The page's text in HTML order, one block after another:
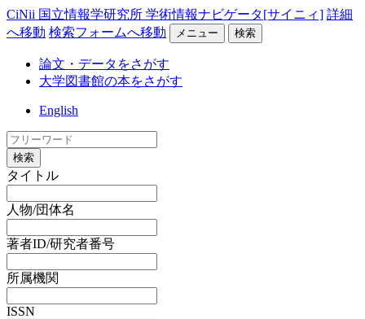
CiNii 国立情報学研究所 学術情報ナビゲータ[サイニィ] 詳細
へ移動 検索フォームへ移動 メニュー 検索
論文・データをさがす
大学図書館の本をさがす
English
検索
タイトル
人物/団体名
著者ID/研究者番号
所属機関
ISSN